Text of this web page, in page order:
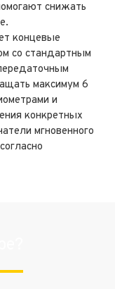
снижать
концевые
со стандартным
максимум 6
и
конкретных
мгновенного